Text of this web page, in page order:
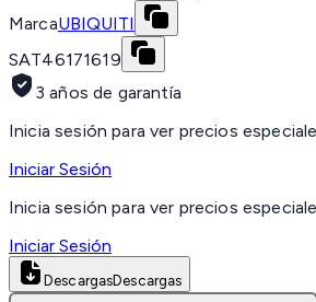
MarcaUBIQUITI
SAT46171619
3 años de garantía
Inicia sesión para ver precios
Iniciar Sesión
Inicia sesión para ver precios
Iniciar Sesión
DescargasDescargas